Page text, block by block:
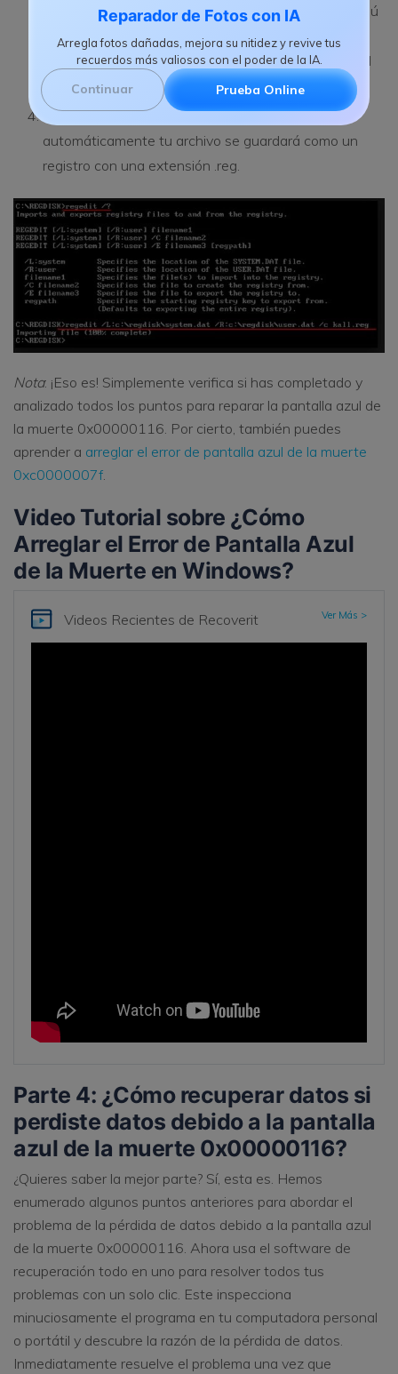
Reparador de Fotos con IA
Arregla fotos dañadas, mejora su nitidez y revive tus
recuerdos más valiosos con el poder de la IA.
Continuar Prueba Online
directa o indirectamente. Selecciónalo y elige el menú
archivo, allí, selecciona la opción de exportación y
guarda todo el proceso como copia de seguridad del
sistema operativo Windows.
Allí verás el botón Guardar, solo tócalo y
automáticamente tu archivo se guardará como un
registro con una extensión .reg.
Nota: ¡Eso es! Simplemente verifica si has completado y
analizado todos los puntos para reparar la pantalla azul de
la muerte 0x00000116. Por cierto, también puedes
aprender a arreglar el error de pantalla azul de la muerte
0xc0000007f.
Video Tutorial sobre ¿Cómo
Arreglar el Error de Pantalla Azul
de la Muerte en Windows?
Videos Recientes de Recoverit Ver Más >
Parte 4: ¿Cómo recuperar datos si
perdiste datos debido a la pantalla
azul de la muerte 0x00000116?
¿Quieres saber la mejor parte? Sí, esta es. Hemos
enumerado algunos puntos anteriores para abordar el
problema de la pérdida de datos debido a la pantalla azul
de la muerte 0x00000116. Ahora usa el software de
recuperación todo en uno para resolver todos tus
problemas con un solo clic. Este inspecciona
minuciosamente el programa en tu computadora personal
o portátil y descubre la razón de la pérdida de datos.
Inmediatamente resuelve el problema una vez que